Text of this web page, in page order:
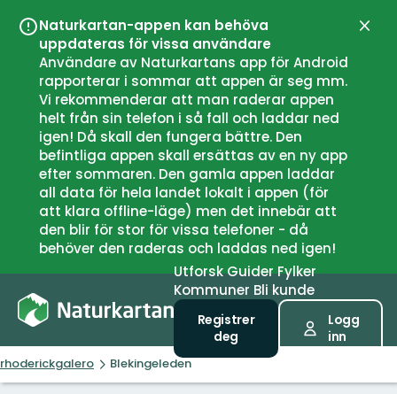
Naturkartan-appen kan behöva
uppdateras för vissa användare
Användare av Naturkartans app för Android
rapporterar i sommar att appen är seg mm.
Vi rekommenderar att man raderar appen
helt från sin telefon i så fall och laddar ned
igen! Då skall den fungera bättre. Den
befintliga appen skall ersättas av en ny app
efter sommaren. Den gamla appen laddar
all data för hela landet lokalt i appen (för
att klara offline-läge) men det innebär att
den blir för stor för vissa telefoner - då
behöver den raderas och laddas ned igen!
Lukk
UtforskGuiderFylker
Kommuner Bli kunde
Registrer
deg
Logg
inn
rhoderickgalero Blekingeleden